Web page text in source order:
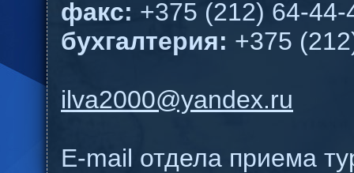
факс: +375 (212) 64-44-
бухгалтерия: +375
ilva2000@yandex.ru
E-mail отдела приема